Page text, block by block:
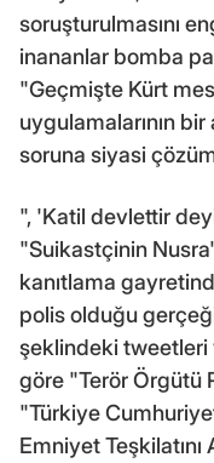
soruşturulmasını
inananlar bomba
"Geçmişte Kürt
uygulamalarının
soruna siyasi
", 'Katil devlettir
"Suikastçinin
kanıtlama
polis olduğu
şeklindeki tweetleri
göre "Terör Örgütü
"Türkiye
Emniyet